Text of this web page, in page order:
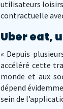
utilisateurs
contractuelle
Uber eat,
« Depuis
accéléré cette
monde et aux
dépend
sein de